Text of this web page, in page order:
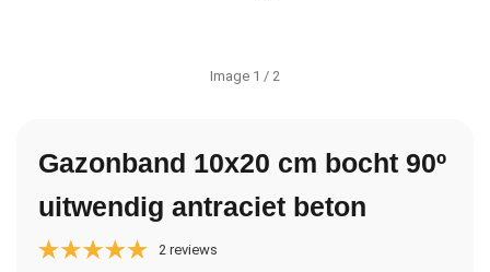
Image 1 / 2
Gazonband 10x20 cm bocht 90º
uitwendig antraciet beton
2 reviews